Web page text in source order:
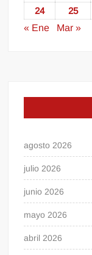
24 25
« Ene
Mar »
agosto 2026
julio 2026
junio 2026
mayo 2026
abril 2026